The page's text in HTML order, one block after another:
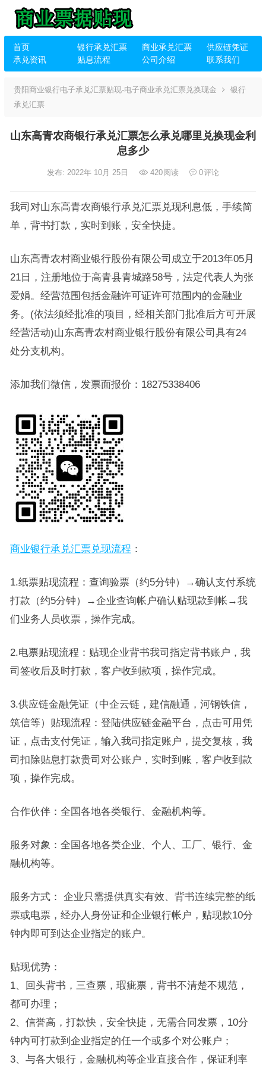
首页 银行承兑汇票 商业承兑汇票
供应链凭证
承兑资讯
贴息流程 公司介绍 联系我们
贵阳商业银行电子承兑汇票贴现-电子商业承兑汇票兑换现金
银行
承兑汇票
山东高青农商银行承兑汇票怎么承兑哪里兑换现金利
息多少
发布: 2022年 10月 25日 420阅读 0评论
我司对山东高青农商银行承兑汇票兑现利息低，手续简
单，背书打款，实时到账，安全快捷。
山东高青农村商业银行股份有限公司成立于2013年05月
21日，注册地位于高青县青城路58号，法定代表人为张
爱娟。经营范围包括金融许可证许可范围内的金融业
务。(依法须经批准的项目，经相关部门批准后方可开展
经营活动)山东高青农村商业银行股份有限公司具有24
处分支机构。
添加我们微信，发票面报价：18275338406
商业银行承兑汇票兑现流程 ：
1.纸票贴现流程：查询验票（约5分钟）→确认支付系统
打款（约5分钟）→企业查询帐户确认贴现款到帐→我
们业务人员收票，操作完成。
2.电票贴现流程：贴现企业背书我司指定背书账户，我
司签收后及时打款，客户收到款项，操作完成。
3.供应链金融凭证（中企云链，建信融通，河钢铁信，
筑信等）贴现流程：登陆供应链金融平台，点击可用凭
证，点击支付凭证，输入我司指定账户，提交复核，我
司扣除贴息打款贵司对公账户，实时到账，客户收到款
项，操作完成。
合作伙伴：全国各地各类银行、金融机构等。
服务对象：全国各地各类企业、个人、工厂、银行、金
融机构等。
服务方式： 企业只需提供真实有效、背书连续完整的纸
票或电票，经办人身份证和企业银行帐户，贴现款10分
钟内即可到达企业指定的账户。
贴现优势：
1、回头背书，三查票，瑕疵票，背书不清楚不规范，
都可办理；
2、信誉高，打款快，安全快捷，无需合同发票，10分
钟内可打款到企业指定的任一个或多个对公账户；
3、与各大银行，金融机构等企业直接合作，保证利率